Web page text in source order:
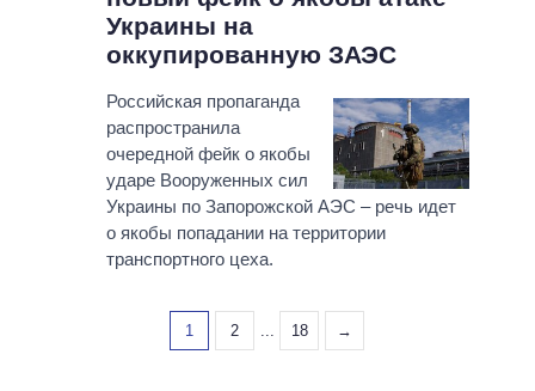
Украины на
оккупированную ЗАЭС
Российская пропаганда
распространила
очередной фейк о якобы
ударе Вооруженных сил
Украины по Запорожской АЭС – речь идет
о якобы попадании на территории
транспортного цеха.
1 2 ... 18 →